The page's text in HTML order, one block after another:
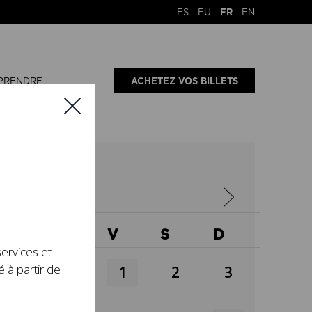
ES EU FR EN
ACHETEZ VOS BILLETS
V S D
1 2 3
et
à partir de